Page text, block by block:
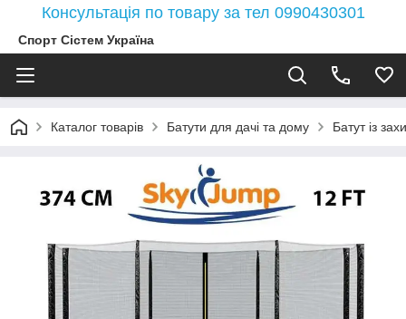
Консультація по товару за тел 0990430301
Спорт Сістем Україна
Каталог товарів Батути для дачі та дому Батут із